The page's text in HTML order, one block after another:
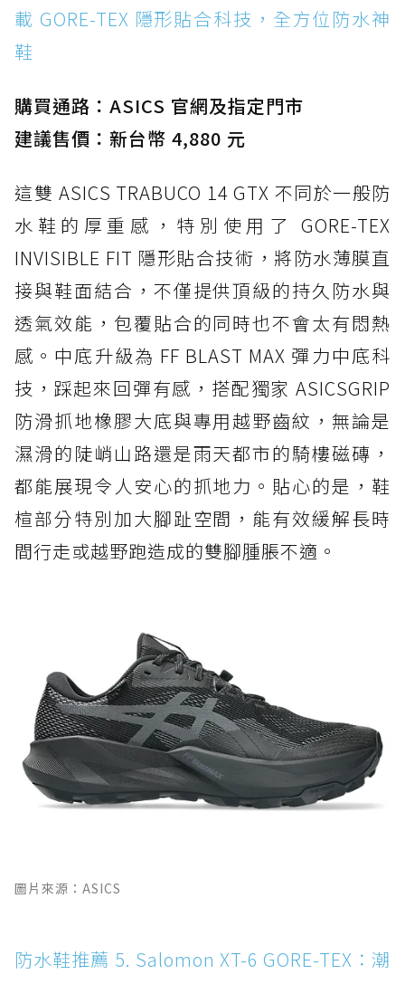
載 GORE-TEX 隱形貼合科技，全方位防水神
鞋
購買通路：ASICS 官網及指定門市
建議售價：新台幣 4,880 元
這雙 ASICS TRABUCO 14 GTX 不同於一般防
水鞋的厚重感，特別使用了 GORE-TEX
INVISIBLE FIT 隱形貼合技術，將防水薄膜直
接與鞋面結合，不僅提供頂級的持久防水與
透氣效能，包覆貼合的同時也不會太有悶熱
感。中底升級為 FF BLAST MAX 彈力中底科
技，踩起來回彈有感，搭配獨家 ASICSGRIP
防滑抓地橡膠大底與專用越野齒紋，無論是
濕滑的陡峭山路還是雨天都市的騎樓磁磚，
都能展現令人安心的抓地力。貼心的是，鞋
楦部分特別加大腳趾空間，能有效緩解長時
間行走或越野跑造成的雙腳腫脹不適。
圖片來源：ASICS
防水鞋推薦 5. Salomon XT-6 GORE-TEX：潮